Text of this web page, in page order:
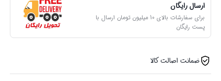
ارسال رایگان
برای سفارشات بالای 10 میلیون تومان ارسال با
پست رایگان
ضمانت اصالت کالا